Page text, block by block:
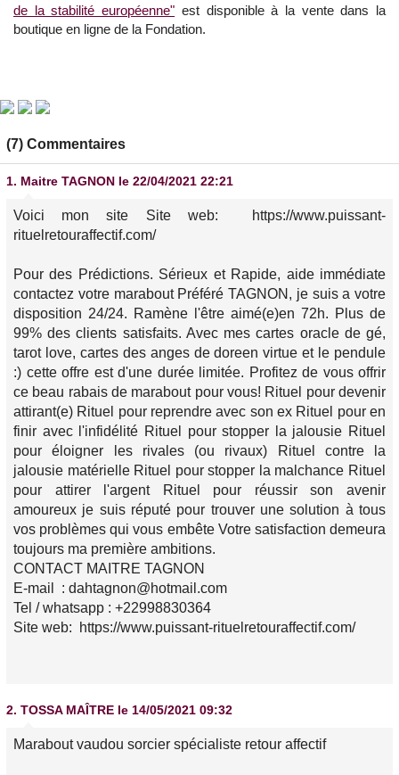
de la stabilité européenne" est disponible à la vente dans la
boutique en ligne de la Fondation.
(7) Commentaires
1. Maitre TAGNON le 22/04/2021 22:21
Voici mon site Site web: https://www.puissant-
rituelretouraffectif.com/
Pour des Prédictions. Sérieux et Rapide, aide immédiate
contactez votre marabout Préféré TAGNON, je suis a votre
disposition 24/24. Ramène l'être aimé(e)en 72h. Plus de
99% des clients satisfaits. Avec mes cartes oracle de gé,
tarot love, cartes des anges de doreen virtue et le pendule
:) cette offre est d'une durée limitée. Profitez de vous offrir
ce beau rabais de marabout pour vous! Rituel pour devenir
attirant(e) Rituel pour reprendre avec son ex Rituel pour en
finir avec l'infidélité Rituel pour stopper la jalousie Rituel
pour éloigner les rivales (ou rivaux) Rituel contre la
jalousie matérielle Rituel pour stopper la malchance Rituel
pour attirer l'argent Rituel pour réussir son avenir
amoureux je suis réputé pour trouver une solution à tous
vos problèmes qui vous embête Votre satisfaction demeura
toujours ma première ambitions.
CONTACT MAITRE TAGNON
E-mail : dahtagnon@hotmail.com
Tel / whatsapp : +22998830364
Site web: https://www.puissant-rituelretouraffectif.com/
2. TOSSA MAÎTRE le 14/05/2021 09:32
Marabout vaudou sorcier spécialiste retour affectif